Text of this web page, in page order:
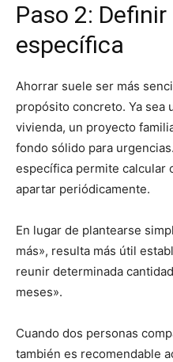
Paso 2:
específica
Ahorrar suele ser más
propósito concreto. Ya sea
vivienda, un proyecto
fondo sólido para
específica permite calcular
apartar periódicamente.
En lugar de plantearse
más», resulta más útil
reunir determinada
meses».
Cuando dos personas
también es recomendable